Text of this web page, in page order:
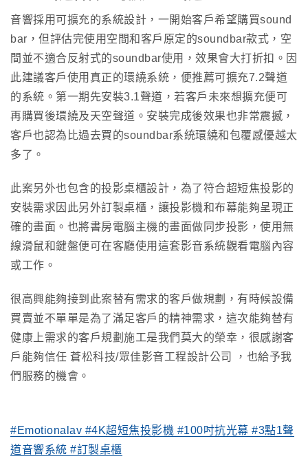
音響採用可擴充的系統設計，一開始客戶希望購買sound
bar，但評估完使用空間和客戶原定的soundbar款式，空
間並不適合反射式的soundbar使用，效果會大打折扣。因
此建議客戶使用真正的環繞系統，便推薦可擴充7.2聲道
的系統。第一期先安裝3.1聲道，若客戶未來想擴充便可
再購買後環繞及天空聲道。安裝完成後效果也非常震撼，
客戶也認為比過去買的soundbar系統環繞和包覆感優越太
多了。
此案另外也包含的投影桌櫃設計，為了符合超短焦投影的
安裝需求因此另外訂製桌櫃，讓投影機和布幕能夠呈現正
確的畫面。也將書房電腦主機的畫面做同步投影，使用無
線滑鼠和鍵盤便可在客廳使用這套影音系統觀看電腦內容
或工作。
很高興能夠接到此案替有需求的客戶做規劃，有時候設備
買賣並不單單是為了滿足客戶的精神需求，這次能夠替有
健康上需求的客戶規劃施工是我們莫大的榮幸，很感謝客
戶能夠信任 蒼松科技/眾佳影音工程設計公司 ，也給予我
們服務的機會。
#Emotionalav #4K超短焦投影機 #100吋抗光幕 #3點1聲
道音響系統 #訂製桌櫃